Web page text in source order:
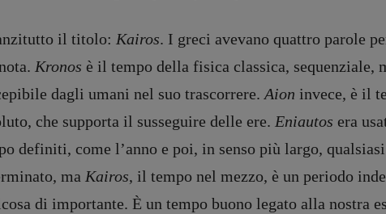
il titolo: Kairos. I greci avevano quattro parole
Kronos è il tempo della fisica classica, sequenziale,
dagli umani nel suo trascorrere. Aion invece, è il
che supporta il susseguire delle ere. Eniautos era
definiti, come l’anno e poi, in senso più largo,
ma Kairos, il tempo nel mezzo, è un periodo
di importante. È un tempo buono legato alla nostra